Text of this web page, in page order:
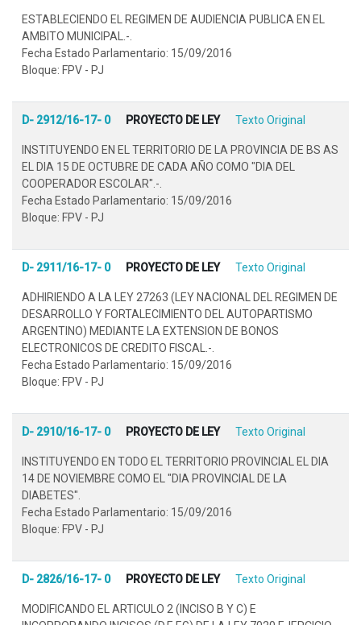
ESTABLECIENDO EL REGIMEN DE AUDIENCIA PUBLICA EN EL
AMBITO MUNICIPAL.-.
Fecha Estado Parlamentario: 15/09/2016
Bloque: FPV - PJ
D- 2912/16-17- 0 PROYECTO DE LEY Texto Original
INSTITUYENDO EN EL TERRITORIO DE LA PROVINCIA DE BS AS
EL DIA 15 DE OCTUBRE DE CADA AÑO COMO "DIA DEL
COOPERADOR ESCOLAR".-.
Fecha Estado Parlamentario: 15/09/2016
Bloque: FPV - PJ
D- 2911/16-17- 0 PROYECTO DE LEY Texto Original
ADHIRIENDO A LA LEY 27263 (LEY NACIONAL DEL REGIMEN DE
DESARROLLO Y FORTALECIMIENTO DEL AUTOPARTISMO
ARGENTINO) MEDIANTE LA EXTENSION DE BONOS
ELECTRONICOS DE CREDITO FISCAL.-.
Fecha Estado Parlamentario: 15/09/2016
Bloque: FPV - PJ
D- 2910/16-17- 0 PROYECTO DE LEY Texto Original
INSTITUYENDO EN TODO EL TERRITORIO PROVINCIAL EL DIA
14 DE NOVIEMBRE COMO EL "DIA PROVINCIAL DE LA
DIABETES".
Fecha Estado Parlamentario: 15/09/2016
Bloque: FPV - PJ
D- 2826/16-17- 0 PROYECTO DE LEY Texto Original
MODIFICANDO EL ARTICULO 2 (INCISO B Y C) E